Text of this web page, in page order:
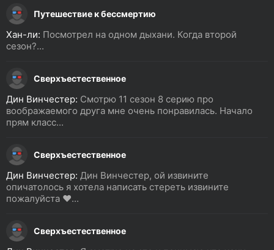
Путешествие к бессмертию
Хан-ли: Посмотрел на одном дыхани. Когда второй
сезон?...
Сверхъестественное
Дин Винчестер: Смотрю 11 сезон 8 серию про
воображаемого друга мне очень понравилась. Начало
прям класс...
Сверхъестественное
Дин Винчестер: Дин Винчестер, ой извините
опичатолось я хотела написать стереть извините
пожалуйста ❤️...
Сверхъестественное